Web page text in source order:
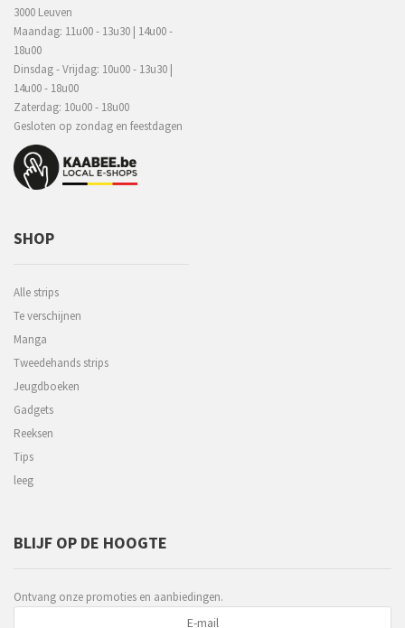
3000 Leuven
Maandag: 11u00 - 13u30 | 14u00 -
18u00
Dinsdag - Vrijdag: 10u00 - 13u30 |
14u00 - 18u00
Zaterdag: 10u00 - 18u00
Gesloten op zondag en feestdagen
SHOP
Alle strips
Te verschijnen
Manga
Tweedehands strips
Jeugdboeken
Gadgets
Reeksen
Tips
leeg
BLIJF OP DE HOOGTE
Ontvang onze promoties en aanbiedingen.